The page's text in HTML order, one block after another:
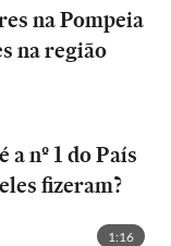
na Pompeia
na região
a nº 1 do País
fizeram?
1:16